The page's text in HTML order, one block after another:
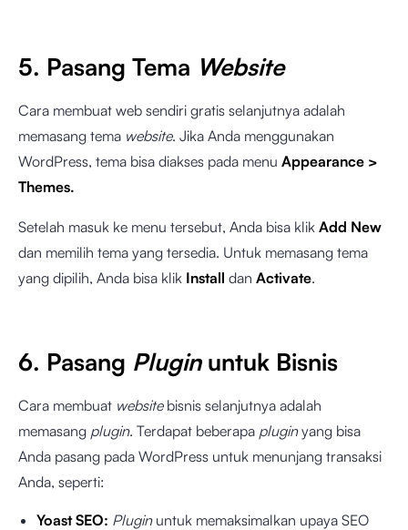
5. Pasang Tema Website
Cara membuat web sendiri gratis selanjutnya adalah
memasang tema website. Jika Anda menggunakan
WordPress, tema bisa diakses pada menu Appearance >
Themes.
Setelah masuk ke menu tersebut, Anda bisa klik Add New
dan memilih tema yang tersedia. Untuk memasang tema
yang dipilih, Anda bisa klik Install dan Activate.
6. Pasang Plugin untuk Bisnis
Cara membuat website bisnis selanjutnya adalah
memasang plugin. Terdapat beberapa pluginyang bisa
Anda pasang pada WordPress untuk menunjang transaksi
Anda, seperti:
Yoast SEO: Plugin untuk memaksimalkan upaya SEO